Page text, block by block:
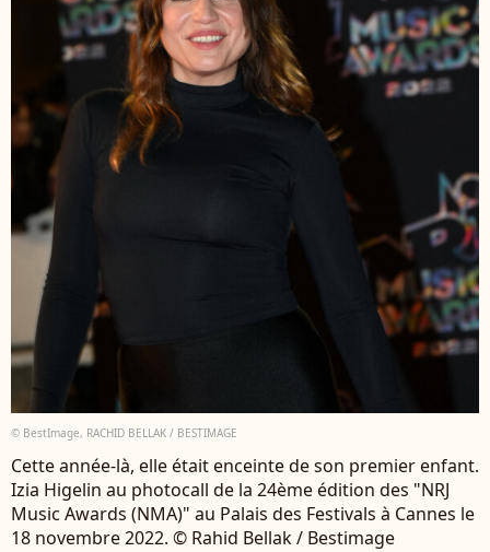
© BestImage, RACHID BELLAK / BESTIMAGE
Cette année-là, elle était enceinte de son premier enfant.
Izia Higelin au photocall de la 24ème édition des "NRJ
Music Awards (NMA)" au Palais des Festivals à Cannes le
18 novembre 2022. © Rahid Bellak / Bestimage